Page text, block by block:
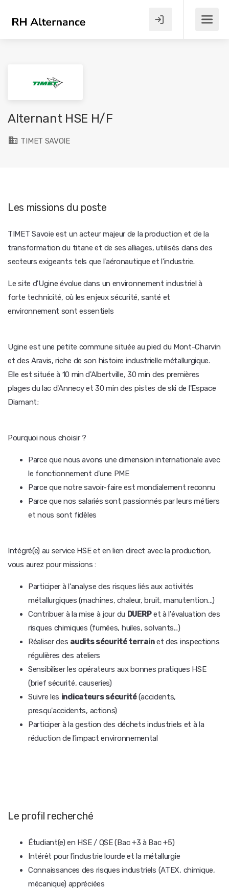
Alternant HSE H/F
TIMET SAVOIE
Les missions du poste
TIMET Savoie est un acteur majeur de la production et de la
transformation du titane et de ses alliages, utilisés dans des
secteurs exigeants tels que l'aéronautique et l'industrie.
Le site d'Ugine évolue dans un environnement industriel à
forte technicité, où les enjeux sécurité, santé et
environnement sont essentiels
Ugine est une petite commune située au pied du Mont-Charvin
et des Aravis, riche de son histoire industrielle métallurgique.
Elle est située à 10 min d'Albertville, 30 min des premières
plages du lac d'Annecy et 30 min des pistes de ski de l'Espace
Diamant;
Pourquoi nous choisir ?
Parce que nous avons une dimension internationale avec
le fonctionnement d'une PME
Parce que notre savoir-faire est mondialement reconnu
Parce que nos salariés sont passionnés par leurs métiers
et nous sont fidèles
Intégré(e) au service HSE et en lien direct avec la production,
vous aurez pour missions :
Participer à l'analyse des risques liés aux activités
métallurgiques (machines, chaleur, bruit, manutention...)
Contribuer à la mise à jour du DUERPet à l'évaluation des
risques chimiques (fumées, huiles, solvants...)
Réaliser des audits sécurité terrainet des inspections
régulières des ateliers
Sensibiliser les opérateurs aux bonnes pratiques HSE
(brief sécurité, causeries)
Suivre les indicateurs sécurité(accidents,
presqu'accidents, actions)
Participer à la gestion des déchets industriels et à la
réduction de l'impact environnemental
Le profil recherché
Étudiant(e) en HSE / QSE (Bac +3 à Bac +5)
Intérêt pour l'industrie lourde et la métallurgie
Connaissances des risques industriels (ATEX, chimique,
mécanique) appréciées